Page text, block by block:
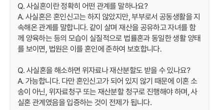
Q. 사실혼이란 정확히 어떤 관계를 말하나요?
A. 사실혼은 혼인신고는 하지 않았지만, 부부로서 공동생활을 지
속해온 관계를 말합니다. 같이 살며 재산을 공유하고 자녀를 함
께 양육하는 등의 모습이 실질적으로 법률혼과 동일한 생활 양태
를 보이면, 법원은 이를 혼인에 준하여 보호합니다.
Q. 사실혼을 해소하면 위자료나 재산분할도 받을 수 있나요?
A. 가능합니다. 다만 혼인신고가 되어 있지 않기 때문에 이혼 소
송이 아닌, 위자료청구 또는 재산분할 청구로 진행해야 하며, 사
실혼 관계였음을 입증하는 것이 전제가 됩니다.